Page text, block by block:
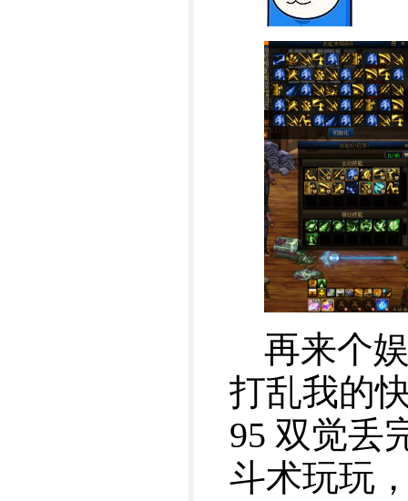
再来个
打乱我的
95 双觉丢
斗术玩玩